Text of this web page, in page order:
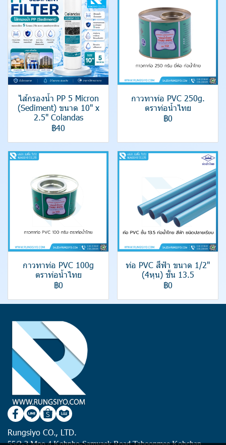
ไส้กรองน้ำ PP 5 Micron
(Sediment) ขนาด 10" x
2.5" Colandas
฿40
กาวทาท่อ PVC 250g.
ตราท่อน้ำไทย
฿0
กาวทาท่อ PVC 100g
ตราท่อน้ำไทย
฿0
ท่อ PVC สีฟ้า ขนาด 1/2"
(4หุน) ชั้น 13.5
฿0
Rungsiyo CO., LTD.